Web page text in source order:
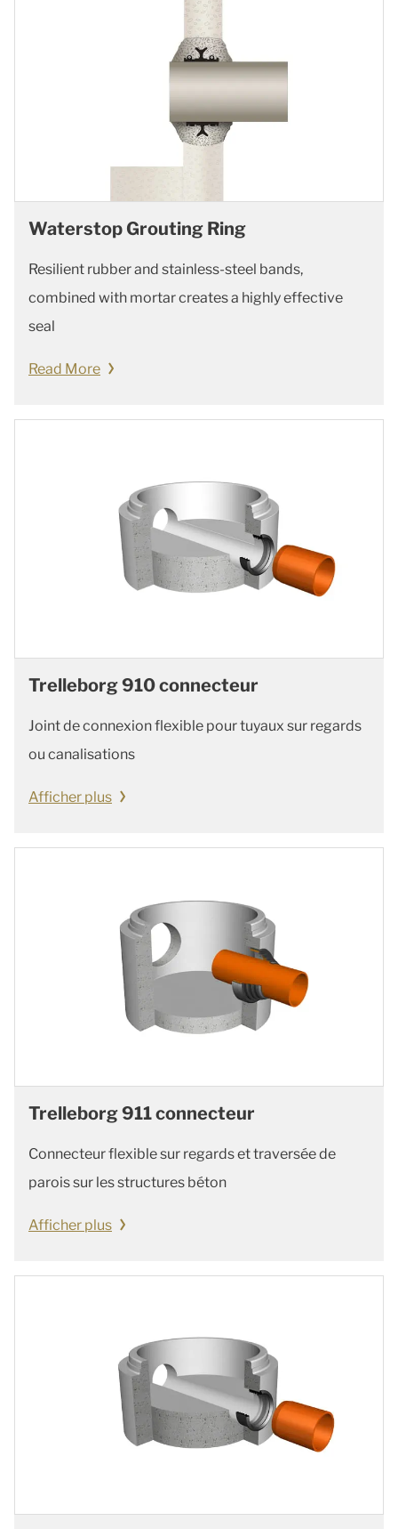
Waterstop Grouting Ring
Resilient rubber and stainless-steel bands,
combined with mortar creates a highly effective
seal
Read More
Trelleborg 910 connecteur
Joint de connexion flexible pour tuyaux sur regards
ou canalisations
Afficher plus
Trelleborg 911 connecteur
Connecteur flexible sur regards et traversée de
parois sur les structures béton
Afficher plus